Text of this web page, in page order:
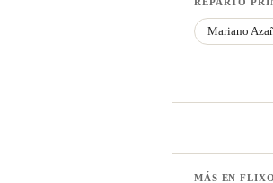
Mariano
MÁS EN